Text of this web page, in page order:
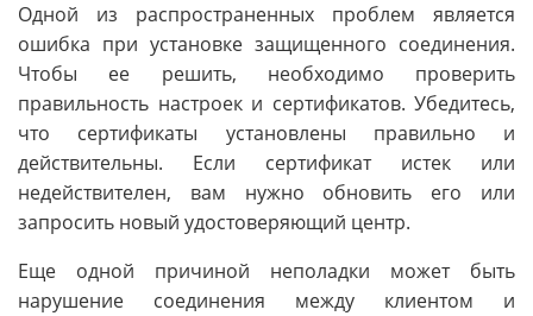
Одной из распространенных проблем является
ошибка при установке защищенного соединения.
Чтобы ее решить, необходимо проверить
правильность настроек и сертификатов. Убедитесь,
что сертификаты установлены правильно и
действительны. Если сертификат истек или
недействителен, вам нужно обновить его или
запросить новый удостоверяющий центр.
Еще одной причиной неполадки может быть
нарушение соединения между клиентом и